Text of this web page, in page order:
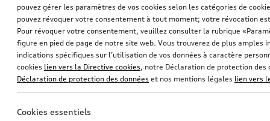
pouvez gérer les paramètres de vos cookies selon les catégories de
pouvez révoquer votre consentement à tout moment; votre révocation
Pour révoquer votre consentement, veuillez consulter la rubrique
figure en pied de page de notre site web. Vous trouverez de plus amples
indications spécifiques sur l’utilisation de vos données à caractère
cookies lien vers la Directive cookies, notre Déclaration de protection des
Déclaration de protection des données et nos mentions légales lien vers
Cookies essentiels